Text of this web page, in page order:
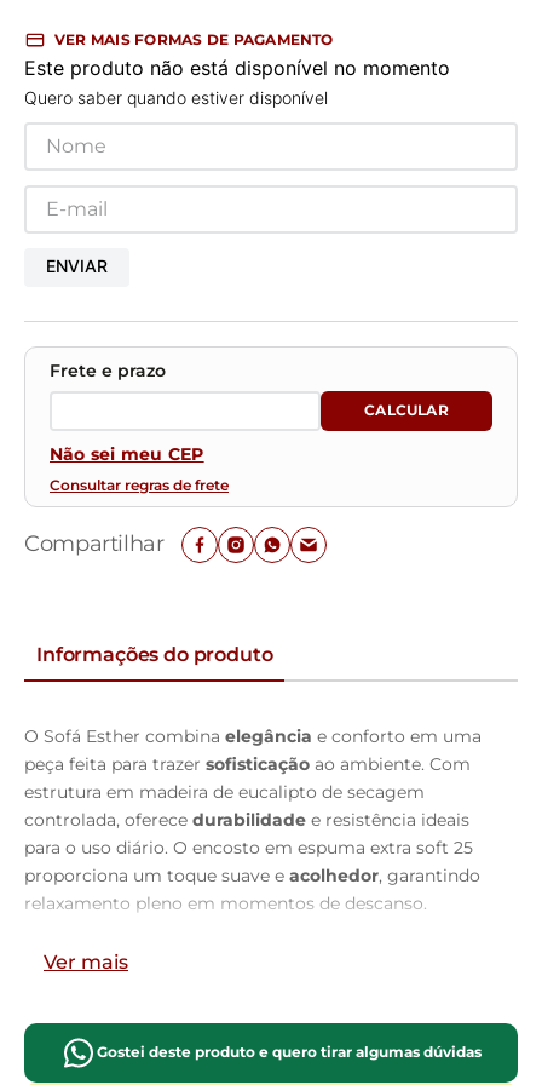
VER MAIS FORMAS DE PAGAMENTO
Este produto não está disponível no momento
Quero saber quando estiver disponível
ENVIAR
Não sei meu CEP
Consultar regras de frete
Compartilhar
Informações do produto
O Sofá Esther combina elegância e conforto em uma
peça feita para trazer sofisticação ao ambiente. Com
estrutura em madeira de eucalipto de secagem
controlada, oferece durabilidade e resistência ideais
para o uso diário. O encosto em espuma extra soft 25
proporciona um toque suave e acolhedor, garantindo
relaxamento pleno em momentos de descanso.
40, molas espirais e percintas elásticas trançadas de 5
prolongado. Os pés em madeira completam o visual
refinadoe acrescentam estabilidade à estrutura. Como
Ver mais
Gostei deste produto e quero tirar algumas dúvidas